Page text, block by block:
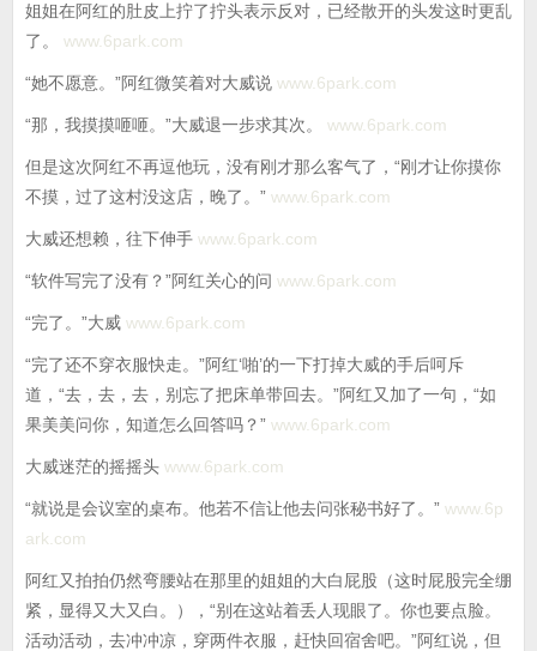
姐姐在阿红的肚皮上拧了拧头表示反对，已经散开的头发这时更乱
了。
www.6park.com
“她不愿意。”阿红微笑着对大威说 www.6park.com
“那，我摸摸咂咂。”大威退一步求其次。 www.6park.com
但是这次阿红不再逗他玩，没有刚才那么客气了，“刚才让你摸你
不摸，过了这村没这店，晚了。” www.6park.com
大威还想赖，往下伸手 www.6park.com
“软件写完了没有？”阿红关心的问 www.6park.com
“完了。”大威 www.6park.com
“完了还不穿衣服快走。”阿红‘啪’的一下打掉大威的手后呵斥
道，“去，去，去，别忘了把床单带回去。”阿红又加了一句，“如
果美美问你，知道怎么回答吗？” www.6park.com
大威迷茫的摇摇头 www.6park.com
“就说是会议室的桌布。他若不信让他去问张秘书好了。” www.6p
ark.com
阿红又拍拍仍然弯腰站在那里的姐姐的大白屁股（这时屁股完全绷
紧，显得又大又白。），“别在这站着丢人现眼了。你也要点脸。
活动活动，去冲冲凉，穿两件衣服，赶快回宿舍吧。”阿红说，但